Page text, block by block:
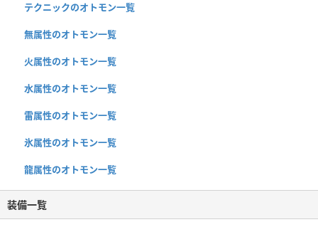
テクニックのオトモン一覧
無属性のオトモン一覧
火属性のオトモン一覧
水属性のオトモン一覧
雷属性のオトモン一覧
氷属性のオトモン一覧
龍属性のオトモン一覧
装備一覧